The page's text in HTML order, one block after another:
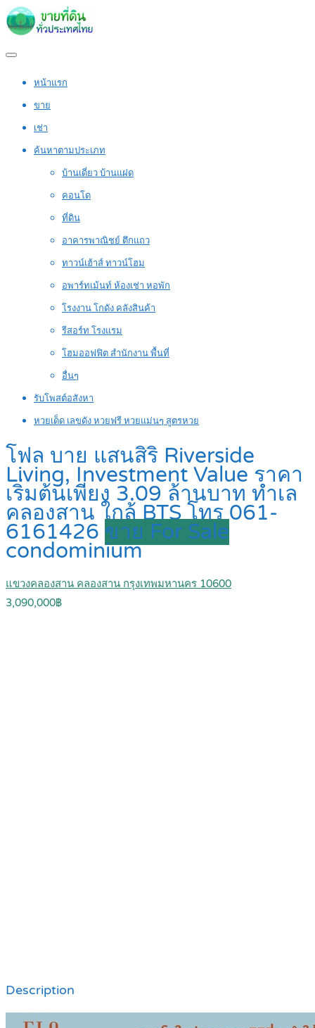
หน้าแรก
ขาย
เช่า
ค้นหาตามประเภท
บ้านเดี่ยว บ้านแฝด
คอนโด
ที่ดิน
อาคารพาณิชย์ ตึกแถว
ทาวน์เฮ้าส์ ทาวน์โฮม
อพาร์ทเม้นท์ ห้องเช่า หอพัก
โรงงาน โกดัง คลังสินค้า
รีสอร์ท โรงแรม
โฮมออฟฟิต สำนักงาน พื้นที่
อื่นๆ
รับโพสต์อสังหา
หวยเด็ด เลขดัง หวยฟรี หวยแม่นๆ สูตรหวย
โฟล บาย แสนสิริ Riverside
Living, Investment Value ราคา
เริ่มต้นเพียง 3.09 ล้านบาท ทำเล
คลองสาน ใกล้ BTS โทร 061-
6161426 ขาย For Sale
condominium
แขวงคลองสาน คลองสาน กรุงเทพมหานคร 10600
3,090,000฿
Description